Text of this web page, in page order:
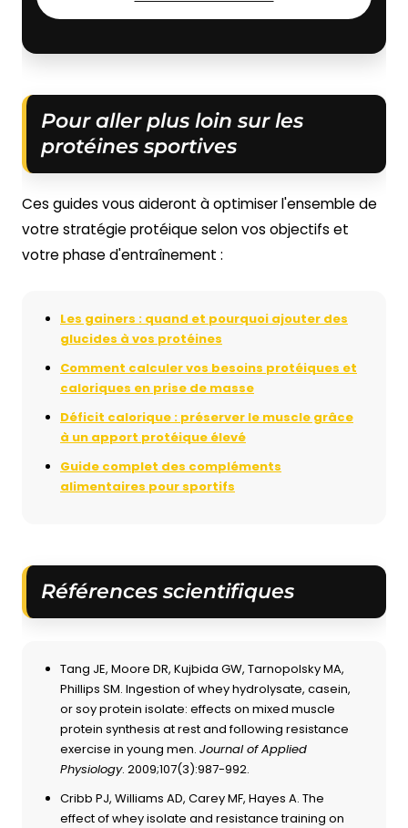
Pour aller plus loin sur les
protéines sportives
Ces guides vous aideront à optimiser l'ensemble de
votre stratégie protéique selon vos objectifs et
votre phase d'entraînement :
Les gainers : quand et pourquoi ajouter des
glucides à vos protéines
Comment calculer vos besoins protéiques et
caloriques en prise de masse
Déficit calorique : préserver le muscle grâce
à un apport protéique élevé
Guide complet des compléments
alimentaires pour sportifs
Références scientifiques
Tang JE, Moore DR, Kujbida GW, Tarnopolsky MA,
Phillips SM. Ingestion of whey hydrolysate, casein,
or soy protein isolate: effects on mixed muscle
protein synthesis at rest and following resistance
exercise in young men. Journal of Applied
Physiology. 2009;107(3):987-992.
Cribb PJ, Williams AD, Carey MF, Hayes A. The
effect of whey isolate and resistance training on